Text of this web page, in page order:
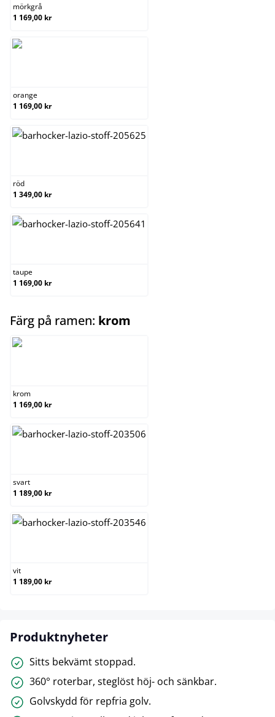
mörkgrå
1 169,00 kr
orange
1 169,00 kr
röd
1 349,00 kr
taupe
1 169,00 kr
Färg på ramen: krom
krom
1 169,00 kr
svart
1 189,00 kr
vit
1 189,00 kr
Produktnyheter
Sitts bekvämt stoppad.
360° roterbar, steglöst höj- och sänkbar.
Golvskydd för repfria golv.